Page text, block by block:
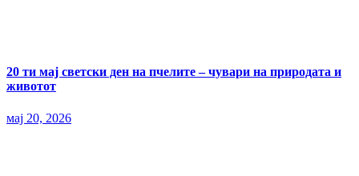
20 ти мај светски ден на пчелите – чувари на природата и
животот
мај 20, 2026